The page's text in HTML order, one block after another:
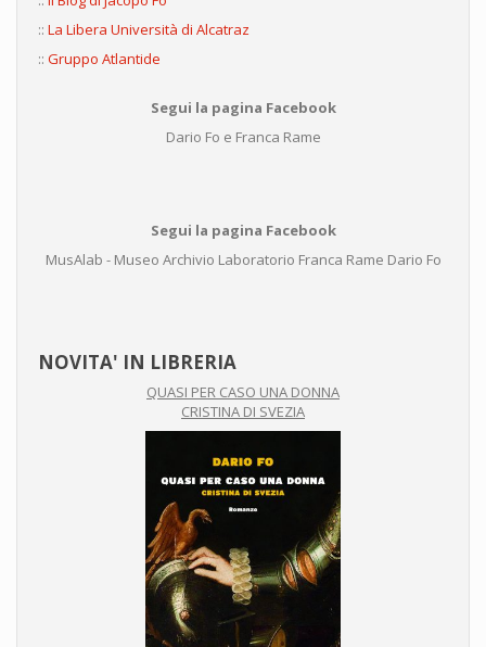
:: La Libera Università di Alcatraz
:: Gruppo Atlantide
Segui la pagina Facebook
Dario Fo e Franca Rame
Segui la pagina Facebook
MusAlab - Museo Archivio Laboratorio Franca Rame Dario Fo
NOVITA' IN LIBRERIA
QUASI PER CASO UNA DONNA
CRISTINA DI SVEZIA